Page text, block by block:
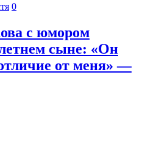
0
с юмором
сыне: «Он
от меня» —